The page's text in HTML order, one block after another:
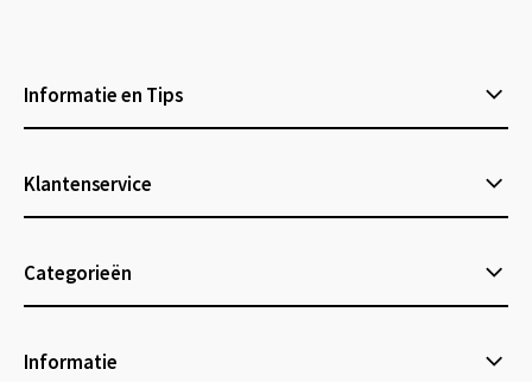
Informatie en Tips
Klantenservice
Categorieën
Informatie